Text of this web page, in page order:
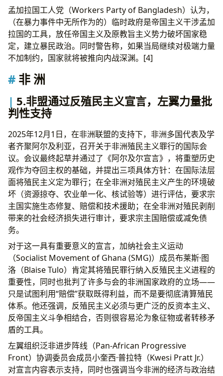
孟加拉国工人党（Workers Party of Bangladesh）认为，
（在暴力事件中无所作为的）临时政府是帝国主义干涉孟加
拉国的工具，放任帝国主义及原教旨主义势力破坏国家稳
定，建立暴民政治。同时警告称，如果当局继续对极端力量
不加制约，国家就将被推向内战深渊。[4]
非 洲
5.非盟通过反殖民主义宣言，左翼力量批
判性支持
2025年12月1日，在非洲联盟的支持下，非洲多国代表及学
者齐聚阿尔及利亚，召开关于非洲殖民主义罪行的国际会
议。会议最终起草并通过了《阿尔及尔宣言》，将重塑历史
观作为夺回主权的基础，并提出三项具体方针：在国际法层
面将殖民主义定为罪行；在全非洲对殖民主义产生的环境破
坏（资源掠夺、农业单一化、核试验等）进行评估，要求宗
主国实施生态修复、赔偿和技术援助；在全非洲对殖民剥削
带来的社会经济损失进行审计，要求宗主国赔偿或减免债
务。
对于这一具有重要意义的宣言，加纳社会主义运动
（Socialist Movement of Ghana (SMG)）成员布莱斯·图
洛（Blaise Tulo）肯定其将殖民罪行纳入反殖民主义进程的
重要性，同时也批判了许多与会的非洲国家政府的立场——
只是试图利用“赔偿”获取既得利益，而不是要彻底清算殖民
体系。他还强调，反殖民主义必须与更广泛的反资本主义、
反帝国主义斗争相结合，否则很容易沦为象征物或者转移矛
盾的工具。
左翼组织泛非进步阵线（Pan-African Progressive
Front）协调委员会成员小奎西·普拉特（Kwesi Pratt Jr.）
对宣言内容表示支持，同时也强调当今非洲的经济与政治结